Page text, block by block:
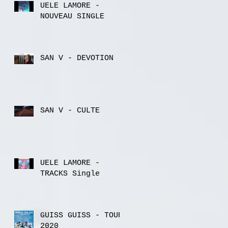
UELE LAMORE -
NOUVEAU SINGLE
SAN V - DEVOTION
SAN V - CULTE
UELE LAMORE -
TRACKS Single
GUISS GUISS - TOUR
2020